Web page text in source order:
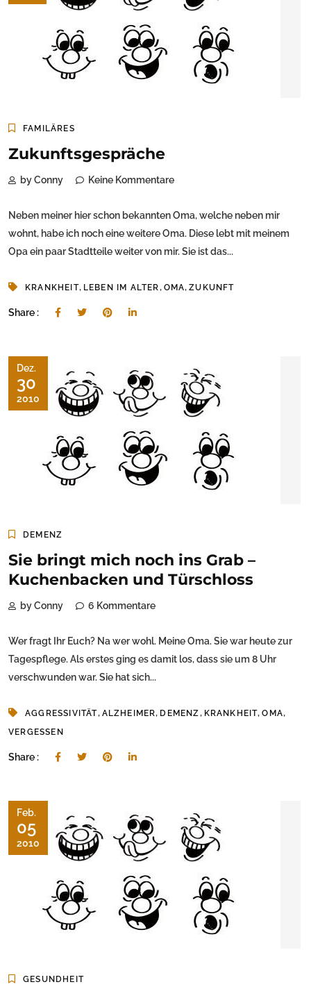
FAMILÄRES
Zukunftsgespräche
by Conny Keine Kommentare
Neben meiner hier schon bekannten Oma, welche neben mir
wohnt, habe ich noch eine weitere Oma. Diese lebt mit meinem
Opa ein paar Stadtteile weiter von mir. Sie ist das...
KRANKHEIT, LEBEN IM ALTER, OMA,ZUKUNFT
Share :
Dez.
30
2010
DEMENZ
Sie bringt mich noch ins Grab –
Kuchenbacken und Türschloss
by Conny 6 Kommentare
Wer fragt Ihr Euch? Na wer wohl. Meine Oma. Sie war heute zur
Tagespflege. Als erstes ging es damit los, dass sie um 8 Uhr
verschwunden war. Sie hat sich...
AGGRESSIVITÄT, ALZHEIMER, DEMENZ, KRANKHEIT,OMA,
VERGESSEN
Share :
Feb.
05
2010
GESUNDHEIT